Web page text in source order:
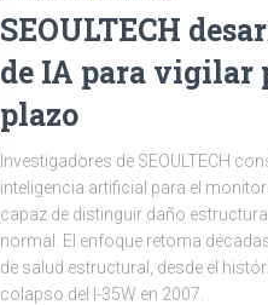
SEOULTECH
de IA para vigilar
plazo
Investigadores de SEOULTECH
inteligencia artificial para el
capaz de distinguir daño
normal. El enfoque retoma
de salud estructural, desde el
colapso del I-35W en 2007.